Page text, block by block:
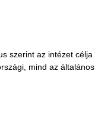
szerint az intézet célja
mind az